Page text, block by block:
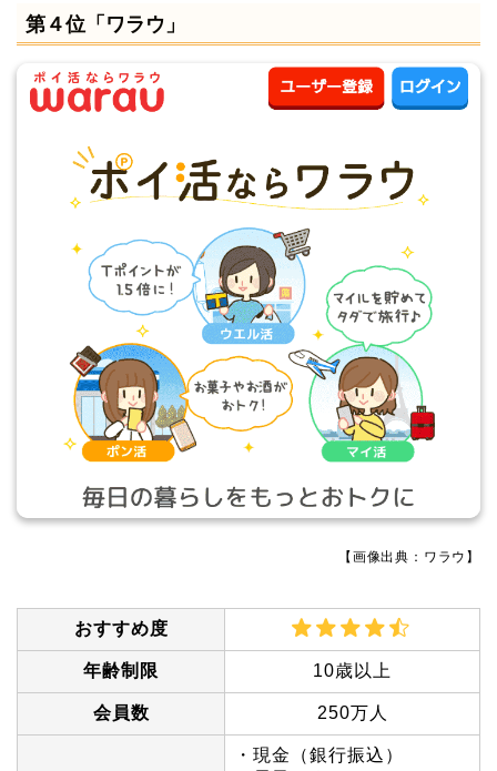
第４位「ワラウ」
【画像出典：ワラウ】
おすすめ度
年齢制限 10歳以上
会員数 250万人
・現金（銀行振込）